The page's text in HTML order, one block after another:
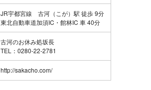
JR宇都宮線 古河（こが）駅 徒歩 9分
東北自動車道加須IC・館林IC 車 40分
古河のお休み処坂長
TEL：0280-22-2781
http://sakacho.com/